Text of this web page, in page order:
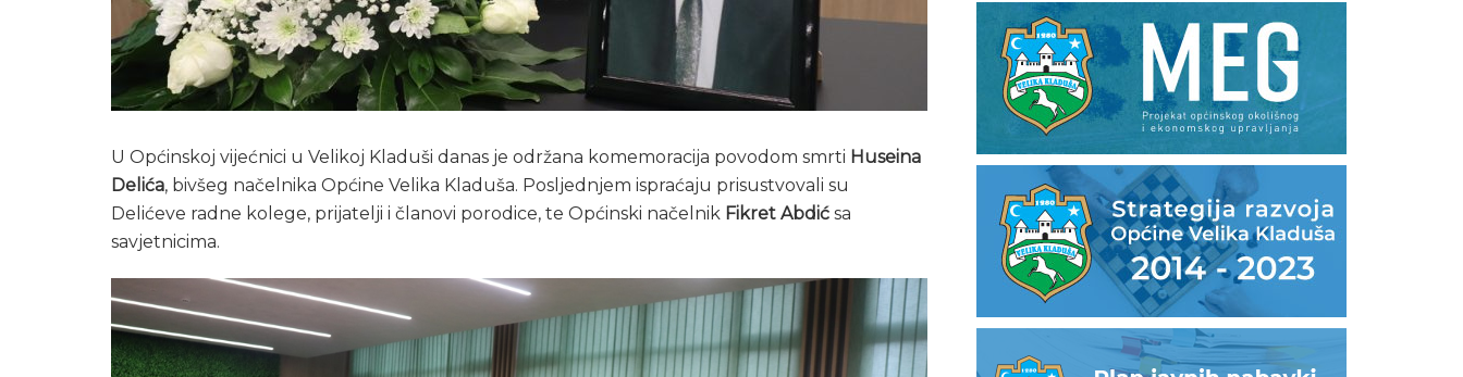
U Općinskoj vijećnici u Velikoj Kladuši danas je održana komemoracija povodom smrti Huseina
Delića, bivšeg načelnika Općine Velika Kladuša. Posljednjem ispraćaju prisustvovali su
Delićeve radne kolege, prijatelji i članovi porodice, te Općinski načelnik Fikret Abdić sa
savjetnicima.